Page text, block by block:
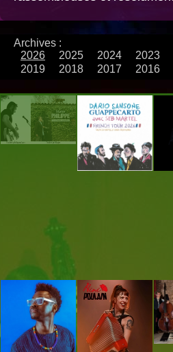
Archives :
2026
2025 2024 2023
2019
2018 2017 2016